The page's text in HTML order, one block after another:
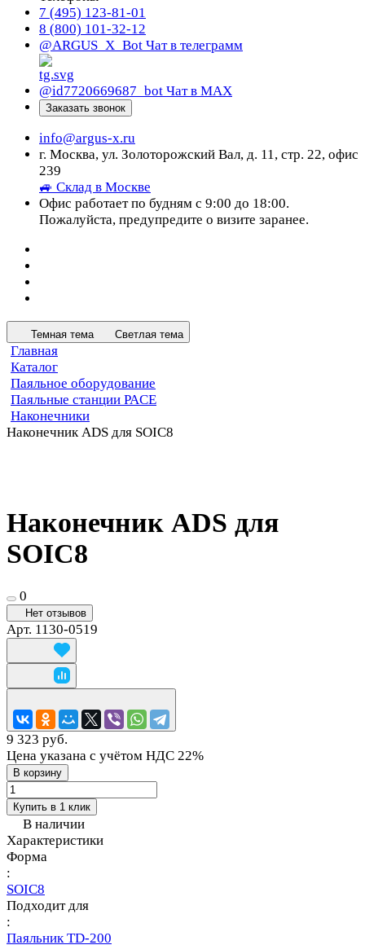
7 (495) 123-81-01
8 (800) 101-32-12
@ARGUS_X_Bot Чат в телеграмм
@id7720669687_bot Чат в МАХ
Заказать звонок
info@argus-x.ru
г. Москва, ул. Золоторожский Вал, д. 11, стр. 22, офис
239
🚙 Склад в Москве
Офис работает по будням с 9:00 до 18:00.
Пожалуйста, предупредите о визите заранее.
Темная тема Светлая тема
Главная
Каталог
Паяльное оборудование
Паяльные станции PACE
Наконечники
Наконечник ADS для SOIC8
Наконечник ADS для
SOIC8
0
Нет отзывов
Арт. 1130-0519
9 323 руб.
Цена указана с учётом НДС 22%
В корзину
Купить в 1 клик
В наличии
Характеристики
Форма
:
SOIC8
Подходит для
:
Паяльник TD-200